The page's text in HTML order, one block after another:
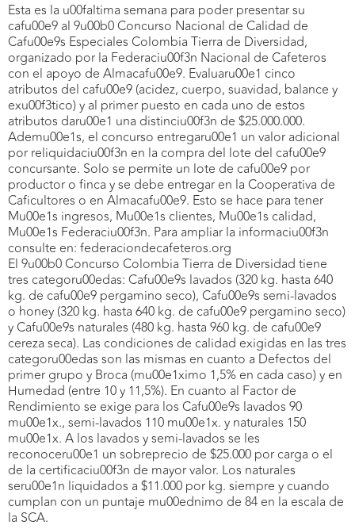
Esta es la u00faltima semana para poder presentar su
cafu00e9 al 9u00b0 Concurso Nacional de Calidad de
Cafu00e9s Especiales Colombia Tierra de Diversidad,
organizado por la Federaciu00f3n Nacional de Cafeteros
con el apoyo de Almacafu00e9. Evaluaru00e1 cinco
atributos del cafu00e9 (acidez, cuerpo, suavidad, balance y
exu00f3tico) y al primer puesto en cada uno de estos
atributos daru00e1 una distinciu00f3n de $25.000.000.
Ademu00e1s, el concurso entregaru00e1 un valor adicional
por reliquidaciu00f3n en la compra del lote del cafu00e9
concursante. Solo se permite un lote de cafu00e9 por
productor o finca y se debe entregar en la Cooperativa de
Caficultores o en Almacafu00e9. Esto se hace para tener
Mu00e1s ingresos, Mu00e1s clientes, Mu00e1s calidad,
Mu00e1s Federaciu00f3n. Para ampliar la informaciu00f3n
consulte en: federaciondecafeteros.org
El 9u00b0 Concurso Colombia Tierra de Diversidad tiene
tres categoru00edas: Cafu00e9s lavados (320 kg. hasta 640
kg. de cafu00e9 pergamino seco), Cafu00e9s semi-lavados
o honey (320 kg. hasta 640 kg. de cafu00e9 pergamino seco)
y Cafu00e9s naturales (480 kg. hasta 960 kg. de cafu00e9
cereza seca). Las condiciones de calidad exigidas en las tres
categoru00edas son las mismas en cuanto a Defectos del
primer grupo y Broca (mu00e1ximo 1,5% en cada caso) y en
Humedad (entre 10 y 11,5%). En cuanto al Factor de
Rendimiento se exige para los Cafu00e9s lavados 90
mu00e1x., semi-lavados 110 mu00e1x. y naturales 150
mu00e1x. A los lavados y semi-lavados se les
reconoceru00e1 un sobreprecio de $25.000 por carga o el
de la certificaciu00f3n de mayor valor. Los naturales
seru00e1n liquidados a $11.000 por kg. siempre y cuando
cumplan con un puntaje mu00ednimo de 84 en la escala de
la SCA.